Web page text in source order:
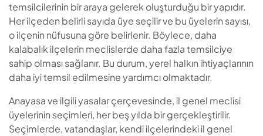
temsilcilerinin bir araya gelerek oluşturduğu bir yapıdır.
Her ilçeden belirli sayıda üye seçilir ve bu üyelerin sayısı,
o ilçenin nüfusuna göre belirlenir. Böylece, daha
kalabalık ilçelerin meclislerde daha fazla temsilciye
sahip olması sağlanır. Bu durum, yerel halkın ihtiyaçlarının
daha iyi temsil edilmesine yardımcı olmaktadır.
Anayasa ve ilgili yasalar çerçevesinde, il genel meclisi
üyelerinin seçimleri, her beş yılda bir gerçekleştirilir.
Seçimlerde, vatandaşlar, kendi ilçelerindeki il genel